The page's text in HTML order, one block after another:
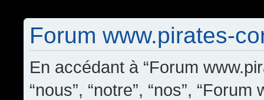
Forum www.pirates-
En accédant à “Forum
“nous”, “notre”, “nos”,